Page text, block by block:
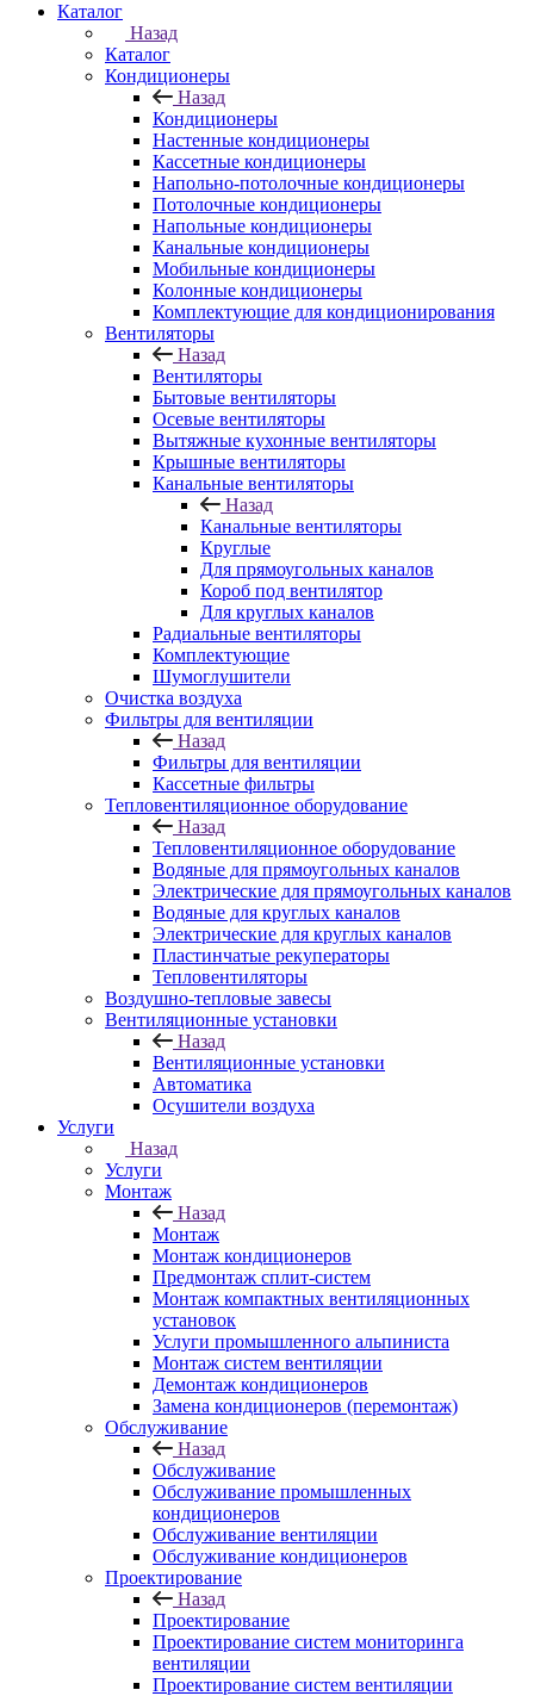
Каталог
Назад
Каталог
Кондиционеры
Назад
Кондиционеры
Настенные кондиционеры
Кассетные кондиционеры
Напольно-потолочные кондиционеры
Потолочные кондиционеры
Напольные кондиционеры
Канальные кондиционеры
Мобильные кондиционеры
Колонные кондиционеры
Комплектующие для кондиционирования
Вентиляторы
Назад
Вентиляторы
Бытовые вентиляторы
Осевые вентиляторы
Вытяжные кухонные вентиляторы
Крышные вентиляторы
Канальные вентиляторы
Назад
Канальные вентиляторы
Круглые
Для прямоугольных каналов
Короб под вентилятор
Для круглых каналов
Радиальные вентиляторы
Комплектующие
Шумоглушители
Очистка воздуха
Фильтры для вентиляции
Назад
Фильтры для вентиляции
Кассетные фильтры
Тепловентиляционное оборудование
Назад
Тепловентиляционное оборудование
Водяные для прямоугольных каналов
Электрические для прямоугольных каналов
Водяные для круглых каналов
Электрические для круглых каналов
Пластинчатые рекуператоры
Тепловентиляторы
Воздушно-тепловые завесы
Вентиляционные установки
Назад
Вентиляционные установки
Автоматика
Осушители воздуха
Услуги
Назад
Услуги
Монтаж
Назад
Монтаж
Монтаж кондиционеров
Предмонтаж сплит-систем
Монтаж компактных вентиляционных
установок
Услуги промышленного альпиниста
Монтаж систем вентиляции
Демонтаж кондиционеров
Замена кондиционеров (перемонтаж)
Обслуживание
Назад
Обслуживание
Обслуживание промышленных
кондиционеров
Обслуживание вентиляции
Обслуживание кондиционеров
Проектирование
Назад
Проектирование
Проектирование систем мониторинга
вентиляции
Проектирование систем вентиляции